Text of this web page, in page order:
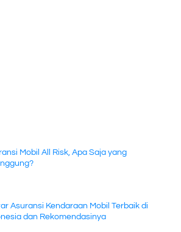
Mobil All Risk, Apa Saja yang
Asuransi Kendaraan Mobil Terbaik di
dan Rekomendasinya